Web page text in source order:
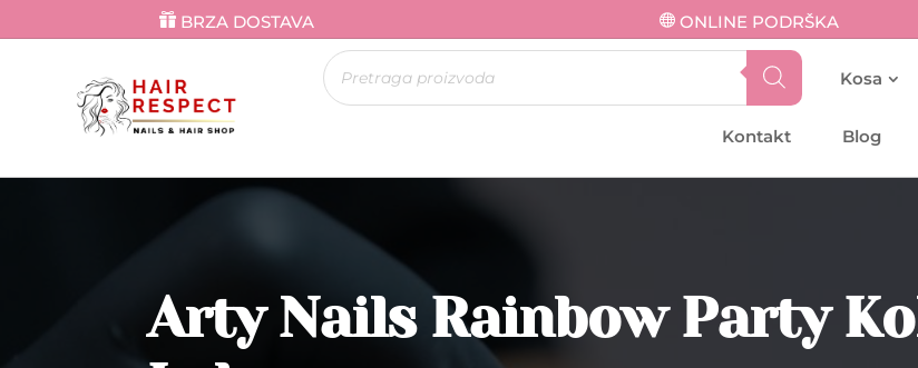
BRZA DOSTAVA ONLINE PODRŠKA
Products
search Kosa
Kontakt Blog
Arty Nails Rainbow Party